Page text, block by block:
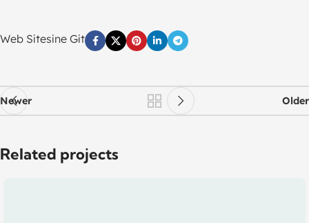
Web Sitesine Git
Newer Older
Related projects